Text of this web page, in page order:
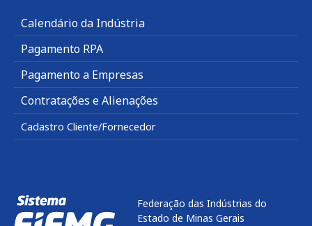
Calendário da Indústria
Pagamento RPA
Pagamento a Empresas
Contratações e Alienações
Cadastro Cliente/Fornecedor
Federação das Indústrias do
Estado de Minas Gerais